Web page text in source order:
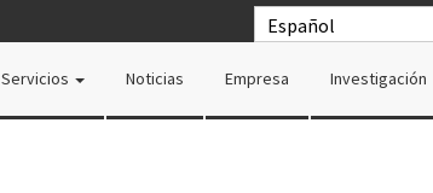
Español
Servicios Noticias Empresa Investigación